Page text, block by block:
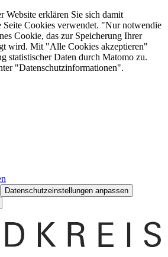
Website erklären Sie sich damit
Seite Cookies verwendet. "Nur notwendie
Cookie, das zur Speicherung Ihrer
wird. Mit "Alle Cookies akzeptieren"
statistischer Daten durch Matomo zu.
"Datenschutzinformationen".
Datenschutzeinstellungen anpassen